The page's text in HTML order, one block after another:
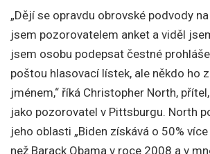
„Dějí se opravdu obrovské podvody
jsem pozorovatelem anket a viděl
jsem osobu podepsat čestné
poštou hlasovací lístek, ale někdo ho
jménem,“ říká Christopher North,
jako pozorovatel v Pittsburgu. North
jeho oblasti „Biden získává o 50%
než Barack Obama v roce 2008 a v